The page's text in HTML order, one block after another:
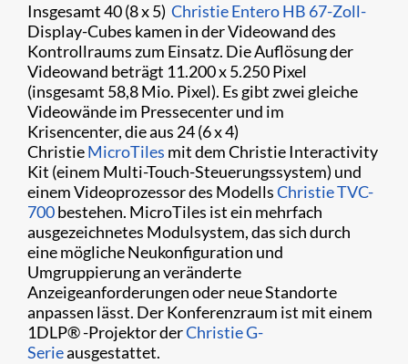
Insgesamt 40 (8 x 5) Christie Entero HB 67-Zoll-
Display-Cubes kamen in der Videowand des
Kontrollraums zum Einsatz. Die Auflösung der
Videowand beträgt 11.200 x 5.250 Pixel
(insgesamt 58,8 Mio. Pixel). Es gibt zwei gleiche
Videowände im Pressecenter und im
Krisencenter, die aus 24 (6 x 4)
ChristieMicroTiles mit dem Christie Interactivity
Kit (einem Multi-Touch-Steuerungssystem) und
einem Videoprozessor des ModellsChristie TVC-
700bestehen. MicroTiles ist ein mehrfach
ausgezeichnetes Modulsystem, das sich durch
eine mögliche Neukonfiguration und
Umgruppierung an veränderte
Anzeigeanforderungen oder neue Standorte
anpassen lässt. Der Konferenzraum ist mit einem
1DLP® -Projektor derChristie G-
Serieausgestattet.